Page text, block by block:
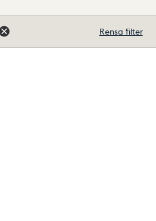
Rensa filter